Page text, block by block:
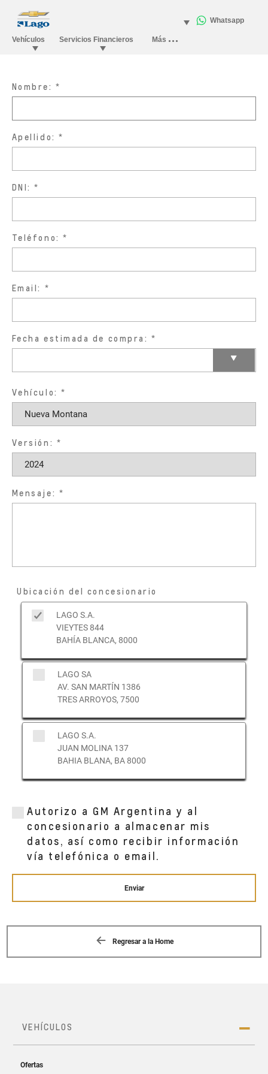
Nombre:
Apellido:
DNI:
Teléfono:
Email:
Fecha estimada de compra:
Vehículo:
Versión:
Mensaje:
Ubicación del concesionario
LAGO S.A.
VIEYTES 844
BAHÍA BLANCA, 8000
LAGO SA
AV. SAN MARTÍN 1386
TRES ARROYOS, 7500
LAGO S.A.
JUAN MOLINA 137
BAHIA BLANA, BA 8000
MITRE 1046
PUNTA ALTA, 8000
LAGO S.A.
BAHÍA BLANCA, 8000
Autorizo a GM Argentina y al
concesionario a almacenar mis
datos, así como recibir información
vía telefónica o email.
Enviar
Regresar a la Home